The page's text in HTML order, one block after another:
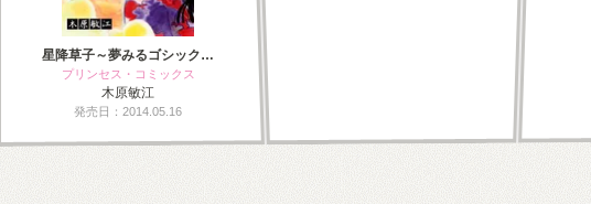
星降草子～夢みるゴシック…
プリンセス・コミックス
木原敏江
発売日：2014.05.16